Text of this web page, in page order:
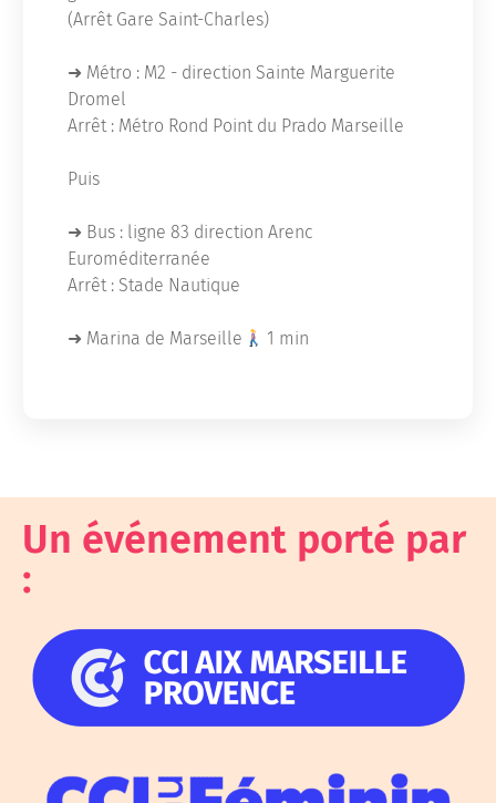
(Arrêt Gare Saint-Charles)
➜ Métro : M2 - direction Sainte Marguerite
Dromel
Arrêt : Métro Rond Point du Prado Marseille
Puis
➜ Bus : ligne 83 direction Arenc
Euroméditerranée
Arrêt : Stade Nautique
➜ Marina de Marseille 1 min
Un événement porté par
: